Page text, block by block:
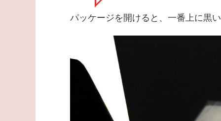
パッケージを開けると、一番上に黒